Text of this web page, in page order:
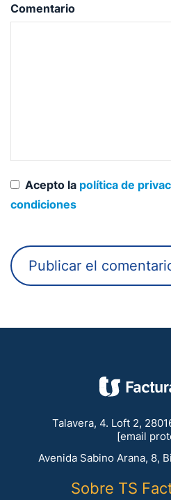
Comentario
Acepto la política de
condiciones
Talavera, 4. Loft 2,
[email
Avenida Sabino Arana, 8,
Sobre TS